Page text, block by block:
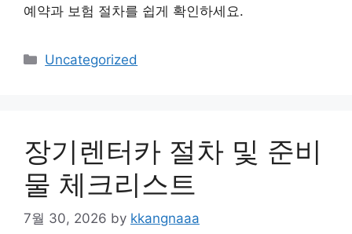
예약과 보험 절차를 쉽게 확인하세요.
Categories
Uncategorized
장기렌터카 절차 및 준비
물 체크리스트
7월 30, 2026 by kkangnaaa